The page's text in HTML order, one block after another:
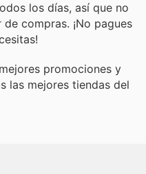
los días, así que no
compras. ¡No pagues
promociones y
las mejores tiendas del